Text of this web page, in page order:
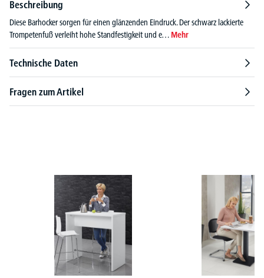
Beschreibung
Diese Barhocker sorgen für einen glänzenden Eindruck. Der schwarz lackierte
Trompetenfuß verleiht hohe Standfestigkeit und e… Mehr
Technische Daten
Fragen zum Artikel